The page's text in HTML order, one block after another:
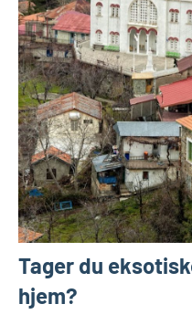
Tager du
hjem?